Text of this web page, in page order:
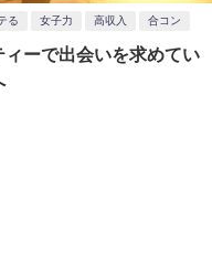
る 女子力 高収入 合コン
ィーで出会いを求めてい